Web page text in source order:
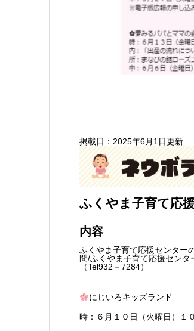
掲載日：2025年6月1日更新
ふくやま子育て応
内容
ふくやま子育て応援センター
問/ふくやま子育て応援センタ
（Tel932－7284）
にじいろキッズランド
時：６月１０日（火曜日）１